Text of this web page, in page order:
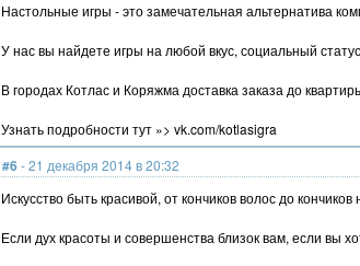
Настольные игры - это замечательная альтернатива
У нас вы найдете игры на любой вкус, социальный
В городах Котлас и Коряжма доставка заказа до
Узнать подробности тут »> vk.com/kotlasigra
#6- 21 декабря 2014 в 20:32
Искусство быть красивой, от кончиков волос до
Если дух красоты и совершенства близок вам, если вы